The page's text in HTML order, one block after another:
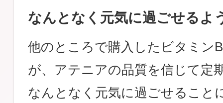
なんとなく元気に過ごせるよ
他のところで購入したビタミン
が、アテニアの品質を信じて定
なんとなく元気に過ごせること